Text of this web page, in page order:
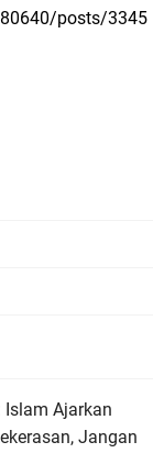
posts/3345
Islam Ajarkan
Jangan